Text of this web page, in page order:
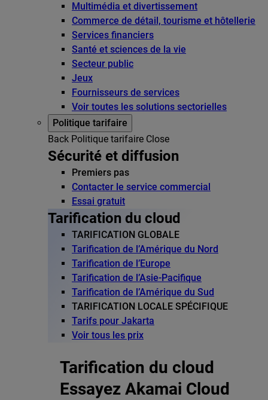
Multimédia et divertissement
Commerce de détail, tourisme et hôtellerie
Services financiers
Santé et sciences de la vie
Secteur public
Jeux
Fournisseurs de services
Voir toutes les solutions sectorielles
Politique tarifaire
Back Politique tarifaire Close
Sécurité et diffusion
Premiers pas
Contacter le service commercial
Essai gratuit
Tarification du cloud
TARIFICATION GLOBALE
Tarification de l’Amérique du Nord
Tarification de l’Europe
Tarification de l’Asie-Pacifique
Tarification de l’Amérique du Sud
TARIFICATION LOCALE SPÉCIFIQUE
Tarifs pour Jakarta
Voir tous les prix
Tarification du cloud
Essayez Akamai Cloud